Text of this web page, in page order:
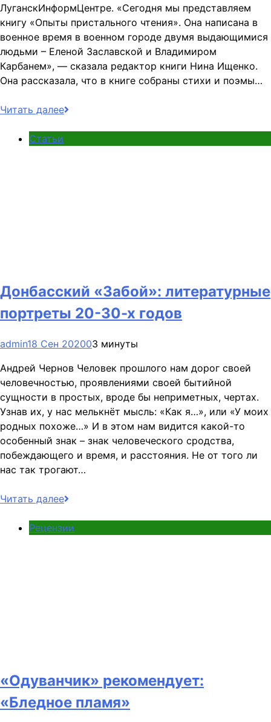
ЛуганскИнформЦентре. «Сегодня мы представляем
книгу «Опыты пристального чтения». Она написана в
военное время в военном городе двумя выдающимися
людьми – Еленой Заславской и Владимиром
Карбанем», — сказала редактор книги Нина Ищенко.
Она рассказала, что в книге собраны стихи и поэмы…
Читать далее
Статьи
Донбасский «Забой»: литературные
портреты 20-30-х годов
admin18 Сен 202003 минуты
Андрей Чернов Человек прошлого нам дорог своей
человечностью, проявлениями своей бытийной
сущности в простых, вроде бы неприметных, чертах.
Узнав их, у нас мелькнёт мысль: «Как я…», или «У моих
родных похоже…» И в этом нам видится какой-то
особенный знак – знак человеческого сродства,
побеждающего и время, и расстояния. Не от того ли
нас так трогают…
Читать далее
Рецензии
«Одуванчик» рекомендует:
«Бледное пламя»